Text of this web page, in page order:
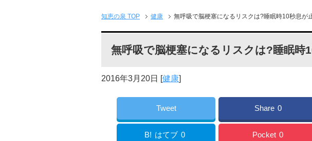
知恵の泉 TOP 健康 無呼吸で脳梗塞になるリスクは?睡眠時10秒息が
無呼吸で脳梗塞になるリスクは?睡眠時
2016年3月20日 [健康]
Tweet Share 0
B! はてブ 0 Pocket 0